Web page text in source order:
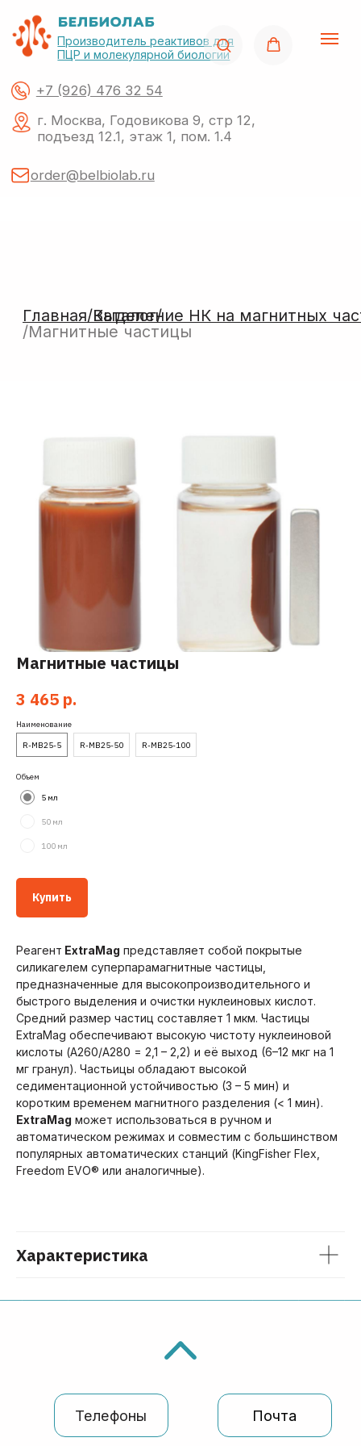
г. Москва, Годовикова 9, стр 12,
подъезд 12.1, этаж 1, пом. 1.4
О нас
+7 (926) 476 32 54
Производитель реактивов для
ПЦР и молекулярной биологии
order@belbiolab.ru
Магнитные частицы
3 465 р.
Наименование
R-MB25-5
R-MB25-50 R-MB25-100
Объем
5 мл
50 мл
100 мл
Купить
Реагент ExtraMag представляет собой покрытые
силикагелем суперпарамагнитные частицы,
предназначенные для высокопроизводительного и
быстрого выделения и очистки нуклеиновых кислот.
Средний размер частиц составляет 1 мкм. Частицы
ExtraMag обеспечивают высокую чистоту нуклеиновой
кислоты (А260/А280 = 2,1 – 2,2) и её выход (6–12 мкг на 1
мг гранул). Частьицы обладают высокой
седиментационной устойчивостью (3 – 5 мин) и
коротким временем магнитного разделения (< 1 мин).
ExtraMag может использоваться в ручном и
автоматическом режимах и совместим с большинством
популярных автоматических станций (KingFisher Flex,
Freedom EVO® или аналогичные).
Характеристика
г. Москва, Годовикова 9,
стр 12, подъезд 12.1, этаж
order@belbiolab.ru
+7 (926) 476 32 54
Мы всегда
на связи:
Телефоны Почта
Адрес Соц сети
© БелБиоЛаб